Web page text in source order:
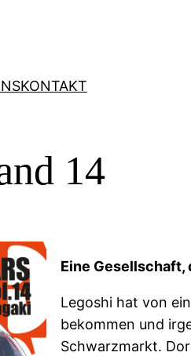
KONTAKT
14
Eine
Legoshi hat von
bekommen und
Schwarzmarkt.